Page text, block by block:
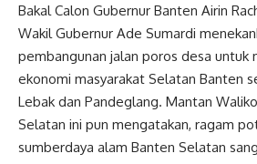
Bakal Calon Gubernur Banten Airin
Wakil Gubernur Ade Sumardi
pembangunan jalan poros desa untuk
ekonomi masyarakat Selatan Banten
Lebak dan Pandeglang. Mantan
Selatan ini pun mengatakan, ragam
sumberdaya alam Banten Selatan